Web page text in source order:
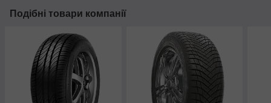
Подібні товари компанії